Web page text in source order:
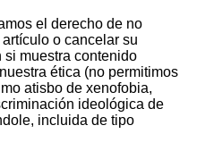
el derecho de no
o cancelar su
si muestra contenido
ética (no permitimos
atisbo de xenofobia,
ideológica de
incluida de tipo